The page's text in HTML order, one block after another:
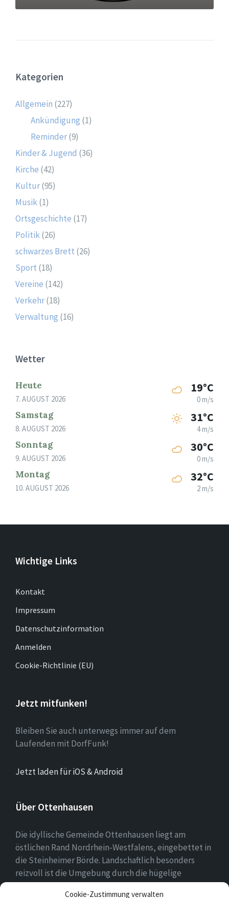
Cookie-Zustimmung verwalten
Kategorien
Allgemein (227)
Ankündigung (1)
Reminder(9)
Kinder & Jugend (36)
Kirche (42)
Kultur(95)
Musik(1)
Ortsgeschichte (17)
Politik(26)
schwarzes Brett (26)
Sport (18)
Vereine (142)
Verkehr(18)
Verwaltung (16)
Wetter
Heute
7. AUGUST 2026
19°C
0 m/s
Samstag
8. AUGUST 2026
31°C
4 m/s
Sonntag
9. AUGUST 2026
30°C
0 m/s
Montag
10. AUGUST 2026
32°C
2 m/s
Wichtige Links
Kontakt
Impressum
Datenschutzinformation
Anmelden
Cookie-Richtlinie (EU)
Jetzt mitfunken!
Bleiben Sie auch unterwegs immer auf dem
Laufenden mit DorfFunk!
Jetzt laden für iOS & Android
Über Ottenhausen
Die idyllische Gemeinde Ottenhausen liegt am
östlichen Rand Nordrhein-Westfalens, eingebettet in
die Steinheimer Börde. Landschaftlich besonders
reizvoll ist die Umgebung durch die hügelige
Landschaft des naheliegenden Eggegebirges als